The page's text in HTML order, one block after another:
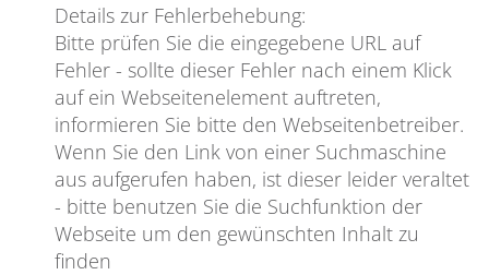
Details zur Fehlerbehebung:
Bitte prüfen Sie die eingegebene URL auf
Fehler - sollte dieser Fehler nach einem Klick
auf ein Webseitenelement auftreten,
informieren Sie bitte den Webseitenbetreiber.
Wenn Sie den Link von einer Suchmaschine
aus aufgerufen haben, ist dieser leider veraltet
- bitte benutzen Sie die Suchfunktion der
Webseite um den gewünschten Inhalt zu
finden